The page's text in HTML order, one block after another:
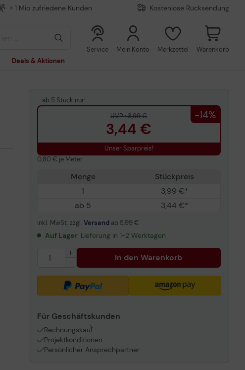
> 1 Mio zufriedene Kunden Kostenlose Rücksendung
Deals & Aktionen
Service Mein Konto Merkzettel Warenkorb
UVP : 3,99 €
3,44 €
ab 5 Stück nur:
-14%
Unser Sparpreis!
0,80 € je Meter
inkl. MwSt. zzgl. Versandab 5,99 €
Menge
Stückpreis
1
3,99 €*
ab 5
3,44 €*
Auf Lager: Lieferung in 1-2 Werktagen
In den Warenkorb
Für Geschäftskunden
Rechnungskauf
1
Projektkonditionen
Persönlicher Ansprechpartner